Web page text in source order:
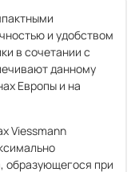
и удобством
в сочетании с
данному
Европы и на
Viessmann
образующегося при